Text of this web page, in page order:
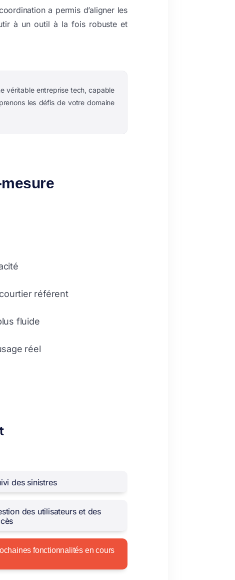
a permis d’aligner les
à un outil à la fois robuste et
véritable entreprise tech, capable
les défis de votre domaine
référent
fluide
réel
des sinistres
des utilisateurs et des
fonctionnalités en cours